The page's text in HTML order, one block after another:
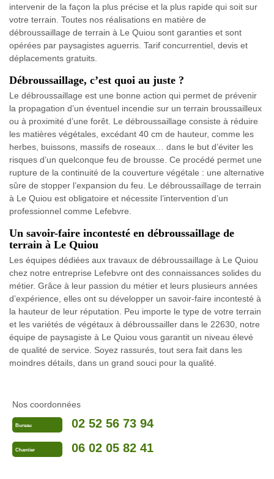
intervenir de la façon la plus précise et la plus rapide qui soit sur
votre terrain. Toutes nos réalisations en matière de
débroussaillage de terrain à Le Quiou sont garanties et sont
opérées par paysagistes aguerris. Tarif concurrentiel, devis et
déplacements gratuits.
Débroussaillage, c’est quoi au juste ?
Le débroussaillage est une bonne action qui permet de prévenir
la propagation d’un éventuel incendie sur un terrain broussailleux
ou à proximité d’une forêt. Le débroussaillage consiste à réduire
les matières végétales, excédant 40 cm de hauteur, comme les
herbes, buissons, massifs de roseaux… dans le but d’éviter les
risques d’un quelconque feu de brousse. Ce procédé permet une
rupture de la continuité de la couverture végétale : une alternative
sûre de stopper l’expansion du feu. Le débroussaillage de terrain
à Le Quiou est obligatoire et nécessite l’intervention d’un
professionnel comme Lefebvre.
Un savoir-faire incontesté en débroussaillage de
terrain à Le Quiou
Les équipes dédiées aux travaux de débroussaillage à Le Quiou
chez notre entreprise Lefebvre ont des connaissances solides du
métier. Grâce à leur passion du métier et leurs plusieurs années
d’expérience, elles ont su développer un savoir-faire incontesté à
la hauteur de leur réputation. Peu importe le type de votre terrain
et les variétés de végétaux à débroussailler dans le 22630, notre
équipe de paysagiste à Le Quiou vous garantit un niveau élevé
de qualité de service. Soyez rassurés, tout sera fait dans les
moindres détails, dans un grand souci pour la qualité.
Nos coordonnées
Bureau 02 52 56 73 94
Chantier 06 02 05 82 41